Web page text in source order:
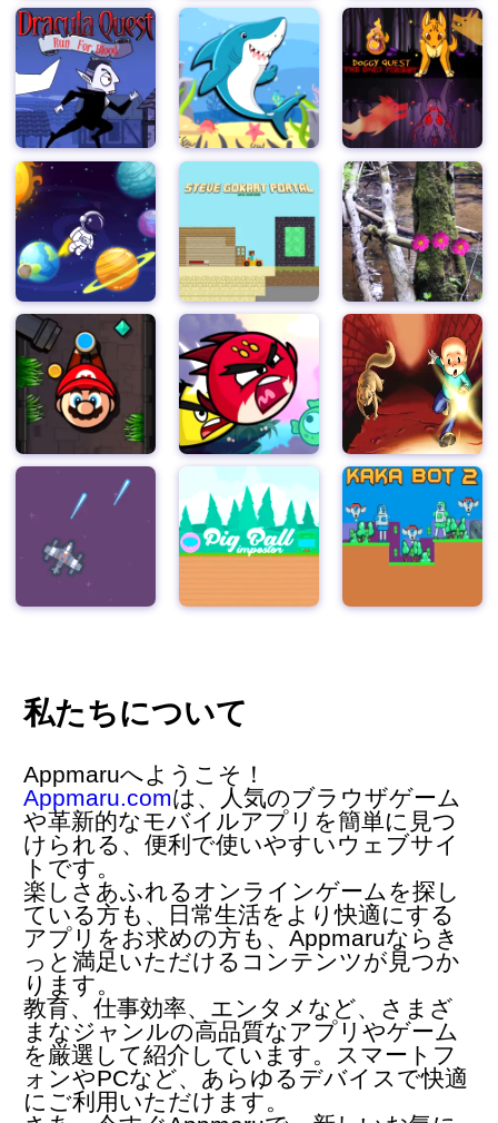
私たちについて
Appmaruへようこそ！
Appmaru.comは、人気のブラウザゲーム
や革新的なモバイルアプリ を簡単に見つ
けられる、便利で使いやすいウェブサイ
トです。
楽しさあふれるオンラインゲームを探し
ている方も、日常生活をより快適にする
アプリをお求めの方も、Appmaruならき
っと満足いただけるコンテンツが見つか
ります。
教育、仕事効率、エンタメなど、さまざ
まなジャンルの高品質なアプリやゲーム
を厳選して紹介しています。スマートフ
ォンやPCなど、あらゆるデバイスで快適
にご利用いただけます。